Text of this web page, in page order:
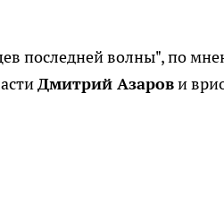
последней волны", по
Дмитрий Азарови